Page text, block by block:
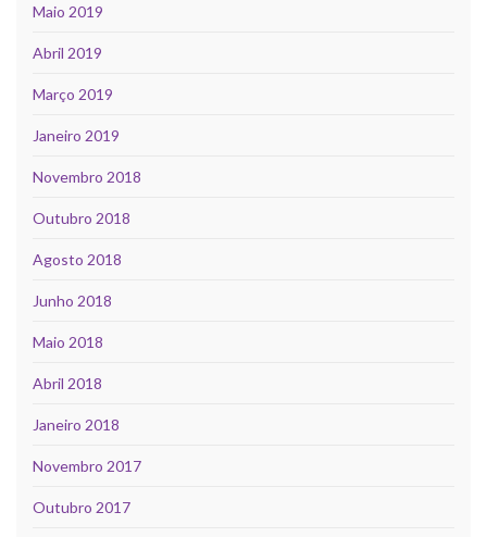
Maio 2019
Abril 2019
Março 2019
Janeiro 2019
Novembro 2018
Outubro 2018
Agosto 2018
Junho 2018
Maio 2018
Abril 2018
Janeiro 2018
Novembro 2017
Outubro 2017